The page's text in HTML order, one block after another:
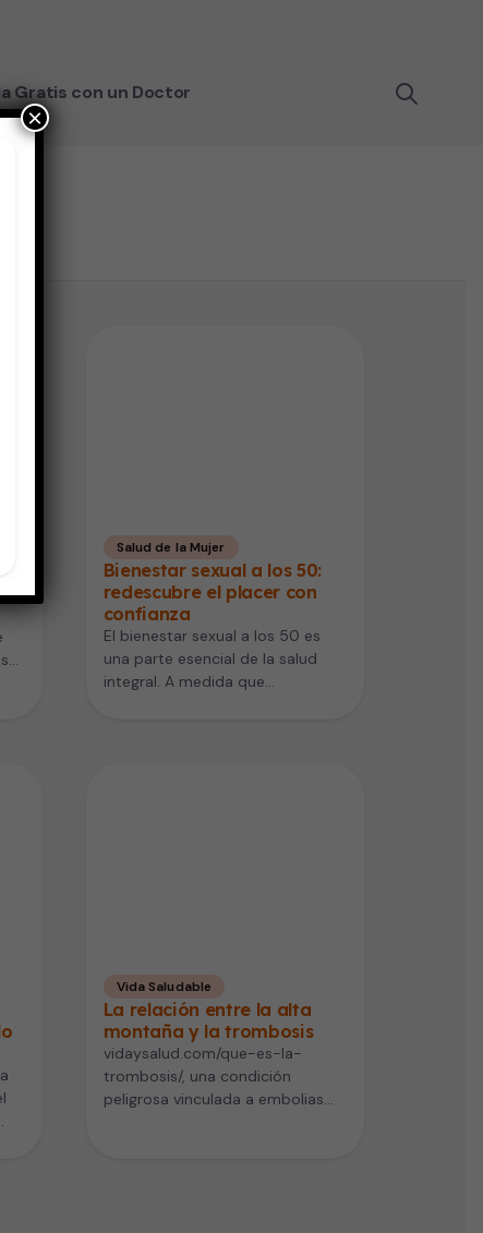
Gratis con un Doctor
Salud de la Mujer
Bienestar sexual a los 50:
redescubre el placer con
confianza
El bienestar sexual a los 50 es
una parte esencial de la salud
integral. A medida que
Vida Saludable
La relación entre la alta
montaña y la trombosis
vidaysalud.com/que-es-la-
trombosis/, una condición
peligrosa vinculada a embolias
×